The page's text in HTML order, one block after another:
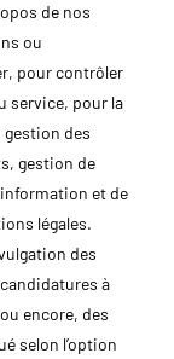
de nos
ou
pour contrôler
service, pour la
des
gestion de
et de
légales.
des
à
encore, des
selon l’option